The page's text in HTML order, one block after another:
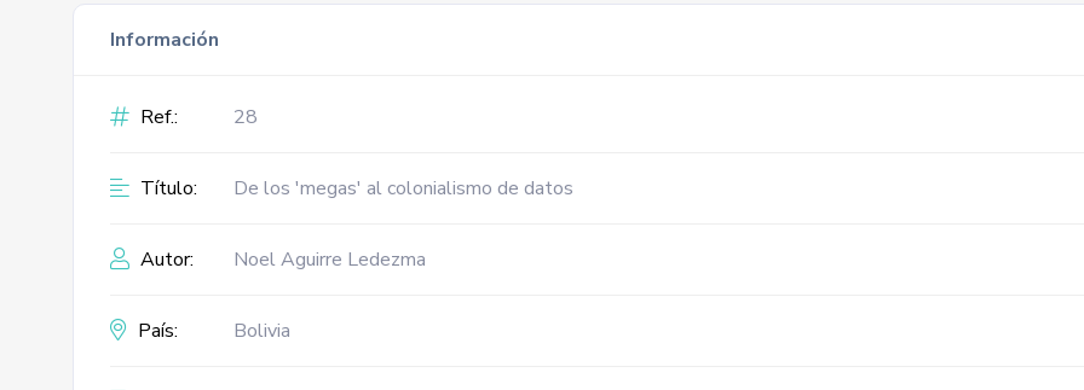
Información
Ref.: 28
Título: De los 'megas' al colonialismo de datos
Autor: Noel Aguirre Ledezma
País: Bolivia